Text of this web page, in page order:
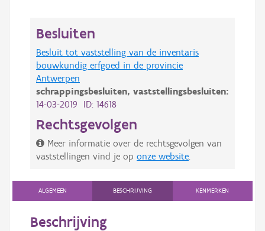
Besluiten
Besluit tot vaststelling van de inventaris
bouwkundig erfgoed in de provincie
Antwerpen
schrappingsbesluiten, vaststellingsbesluiten:
14-03-2019 ID: 14618
Rechtsgevolgen
Meer informatie over de rechtsgevolgen van
vaststellingen vind je op onze website
ALGEMEEN BESCHRIJVING KENMERKEN
Beschrijving